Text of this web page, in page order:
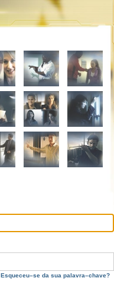
Esqueceu–se da sua palavra–chave?